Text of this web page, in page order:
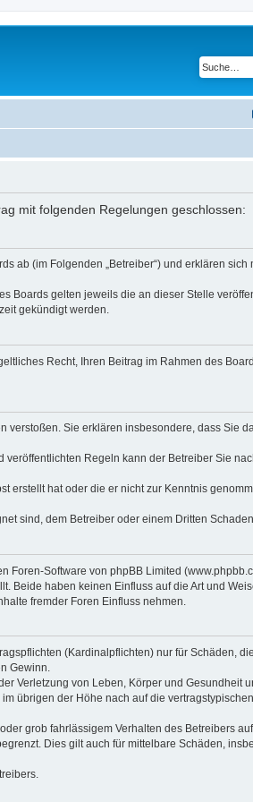
mit folgenden Regelungen geschlossen:
ab (im Folgenden „Betreiber“) und erklären
Boards gelten jeweils die an dieser Stelle
gekündigt werden.
Recht, Ihren Beitrag im Rahmen des
Sie erklären insbesondere, dass Sie
Regeln kann der Betreiber Sie
erstellt hat oder die er nicht zur Kenntnis
sind, dem Betreiber oder einem Dritten
Foren-Software von phpBB Limited
Beide haben keinen Einfluss auf die Art und
fremder Foren Einfluss nehmen.
(Kardinalpflichten) nur für Schäden,
Gewinn.
Verletzung von Leben, Körper und Gesundheit
übrigen der Höhe nach auf die
grob fahrlässigem Verhalten des Betreibers
Dies gilt auch für mittelbare Schäden,